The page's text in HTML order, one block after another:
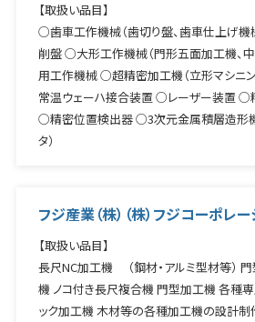
【取扱い品目】
○歯車工作機械（歯切り盤、歯車仕上げ
削盤 ○大形工作機械（門形五面加工機、
用工作機械 ○超精密加工機（立形マシニ
常温ウェーハ接合装置 ○レーザー装置 ○
○精密位置検出器 ○3次元金属積層造形機
タ）
フジ産業（株）（株）フジコーポレ
【取扱い品目】
長尺NC加工機 （鋼材・アルミ型材等）
機 ノコ付き長尺複合機 門型加工機 各種
ック加工機 木材等の各種加工機の設計制